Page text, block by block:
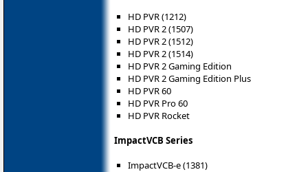
HD PVR (1212)
HD PVR 2 (1507)
HD PVR 2 (1512)
HD PVR 2 (1514)
HD PVR 2 Gaming Edition
HD PVR 2 Gaming Edition Plus
HD PVR 60
HD PVR Pro 60
HD PVR Rocket
ImpactVCB Series
ImpactVCB-e (1381)